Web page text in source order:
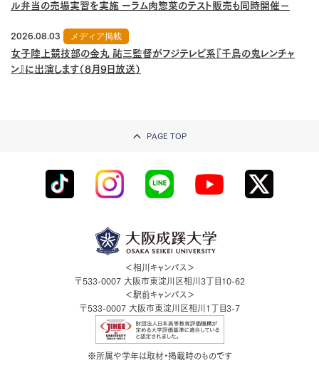
ル弁当の売場実習を実施 ーラム肉惣菜のテスト販売も同時開催－
2026.08.03
メディア掲載
女子陸上競技部の金丸 祐三監督がフジテレビ系『千鳥の鬼レンチャ
ン』に出演します（8月9日放送）
PAGE TOP
＜相川キャンパス＞
〒533-0007 大阪市東淀川区相川3丁目10-62
＜駅前キャンパス＞
〒533-0007 大阪市東淀川区相川1丁目3-7
※所属や学年は取材・掲載時のものです